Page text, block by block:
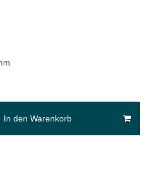
In den Warenkorb